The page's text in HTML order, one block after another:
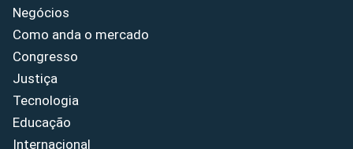
Negócios
Como anda o mercado
Congresso
Justiça
Tecnologia
Educação
Internacional